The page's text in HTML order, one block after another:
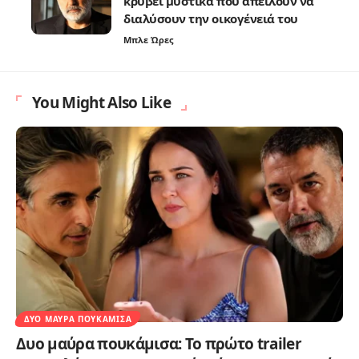
διαλύσουν την οικογένειά του
Μπλε Ώρες
You Might Also Like
ΔΥΟ ΜΑΎΡΑ ΠΟΥΚΆΜΙΣΑ
Δυο μαύρα πουκάμισα: Το πρώτο trailer